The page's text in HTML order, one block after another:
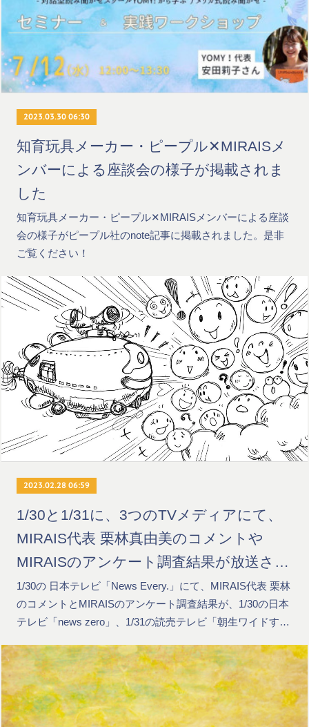
2023.03.30 06:30
知育玩具メーカー・ピープル✕MIRAISメ
ンバーによる座談会の様子が掲載されま
した
知育玩具メーカー・ピープル✕MIRAISメンバーによる座談
会の様子がピープル社のnote記事に掲載されました。是非
ご覧ください！
2023.02.28 06:59
1/30と1/31に、3つのTVメディアにて、
MIRAIS代表 栗林真由美のコメントや
MIRAISのアンケート調査結果が放送され
ました
1/30の 日本テレビ「News Every.」にて、MIRAIS代表 栗林
のコメントとMIRAISのアンケート調査結果が、1/30の日本
テレビ「news zero」、1/31の読売テレビ「朝生ワイドす…